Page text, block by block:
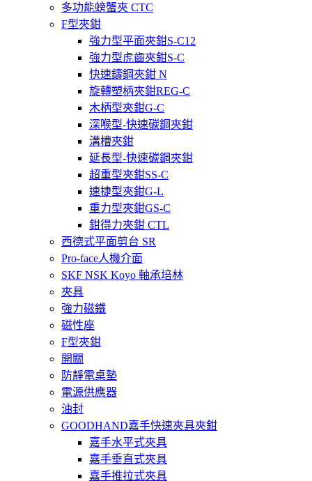
多功能螃蟹夾 CTC
F型夾鉗
強力型平面夾鉗S-C12
強力型虎齒夾鉗S-C
快速鑄鋼夾鉗 N
旋轉塑柄夾鉗REG-C
木柄型夾鉗G-C
深喉型-快速碳鋼夾鉗
溝槽夾鉗
延長型-快速碳鋼夾鉗
超重型夾鉗SS-C
速捷型夾鉗G-L
重力型夾鉗GS-C
鉗得力夾鉗 CTL
西德式平面剪台 SR
Pro-face人機介面
SKF NSK Koyo 軸承培林
夾具
強力磁鐵
磁性座
F型夾鉗
開關
防靜電桌墊
電源供應器
油封
GOODHAND嘉手快速夾具夾鉗
嘉手水平式夾具
嘉手垂直式夾具
嘉手推拉式夾具